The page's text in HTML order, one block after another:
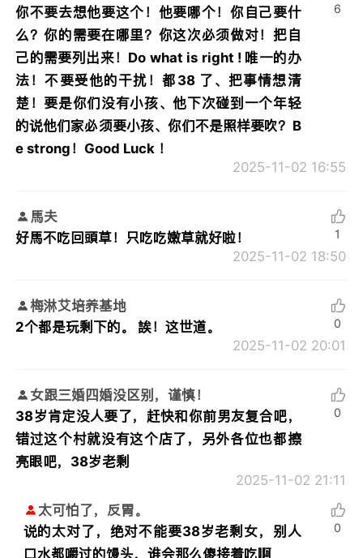
你不要去想他要这个！他要哪个！你自己要什
么？你的需要在哪里？你这次必须做对！把自
己的需要列出来！Do what is right ! 唯一的办
法！不要受他的干扰！都38 了、把事情想清
楚！要是你们没有小孩、他下次碰到一个年轻
的说他们家必须要小孩、你们不是照样要吹？B
e strong！Good Luck ！
2025-11-02 16:55
6
馬夫
好馬不吃回頭草！只吃吃嫩草就好啦！
2025-11-02 18:50
1
梅淋艾培养基地
2个都是玩剩下的。 誒！这世道。
2025-11-02 20:01
0
女跟三婚四婚没区别，谨慎！
38岁肯定没人要了，赶快和你前男友复合吧，
错过这个村就没有这个店了，另外各位也都擦
亮眼吧，38岁老剩
2025-11-02 21:11
0
太可怕了，反胃。
说的太对了，绝对不能要38岁老剩女，别人
口水都嚼过的馒头，谁会那么傻接着吃啊
0